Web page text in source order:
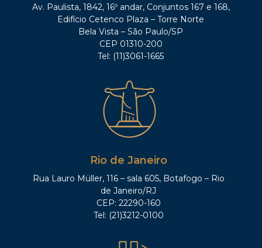
Av. Paulista, 1842, 16º andar, Conjuntos 167 e 168,
Edifício Cetenco Plaza – Torre Norte
Bela Vista – São Paulo/SP
CEP 01310-200
Tel: (11)3061-1665
Rio de Janeiro
Rua Lauro Müller, 116 – sala 605, Botafogo – Rio
de Janeiro/RJ
CEP: 22290-160
Tel: (21)3212-0100